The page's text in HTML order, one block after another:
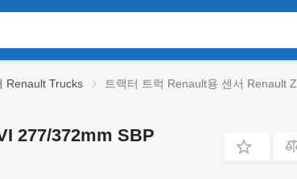
Renault Trucks 트랙터 트럭 Renault용 센서 Renault
277/372mm SBP